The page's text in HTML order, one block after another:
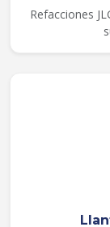
Refacciones